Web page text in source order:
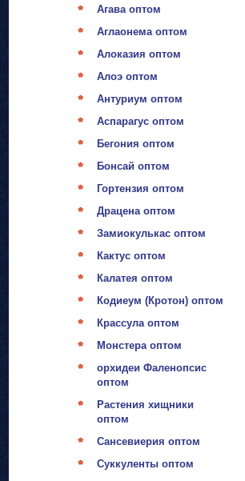
Агава оптом
Аглаонема оптом
Алоказия оптом
Алоэ оптом
Антуриум оптом
Аспарагус оптом
Бегония оптом
Бонсай оптом
Гортензия оптом
Драцена оптом
Замиокулькас оптом
Кактус оптом
Калатея оптом
Кодиеум (Кротон) оптом
Крассула оптом
Монстера оптом
орхидеи Фаленопсис
оптом
Растения хищники
оптом
Сансевиерия оптом
Суккуленты оптом